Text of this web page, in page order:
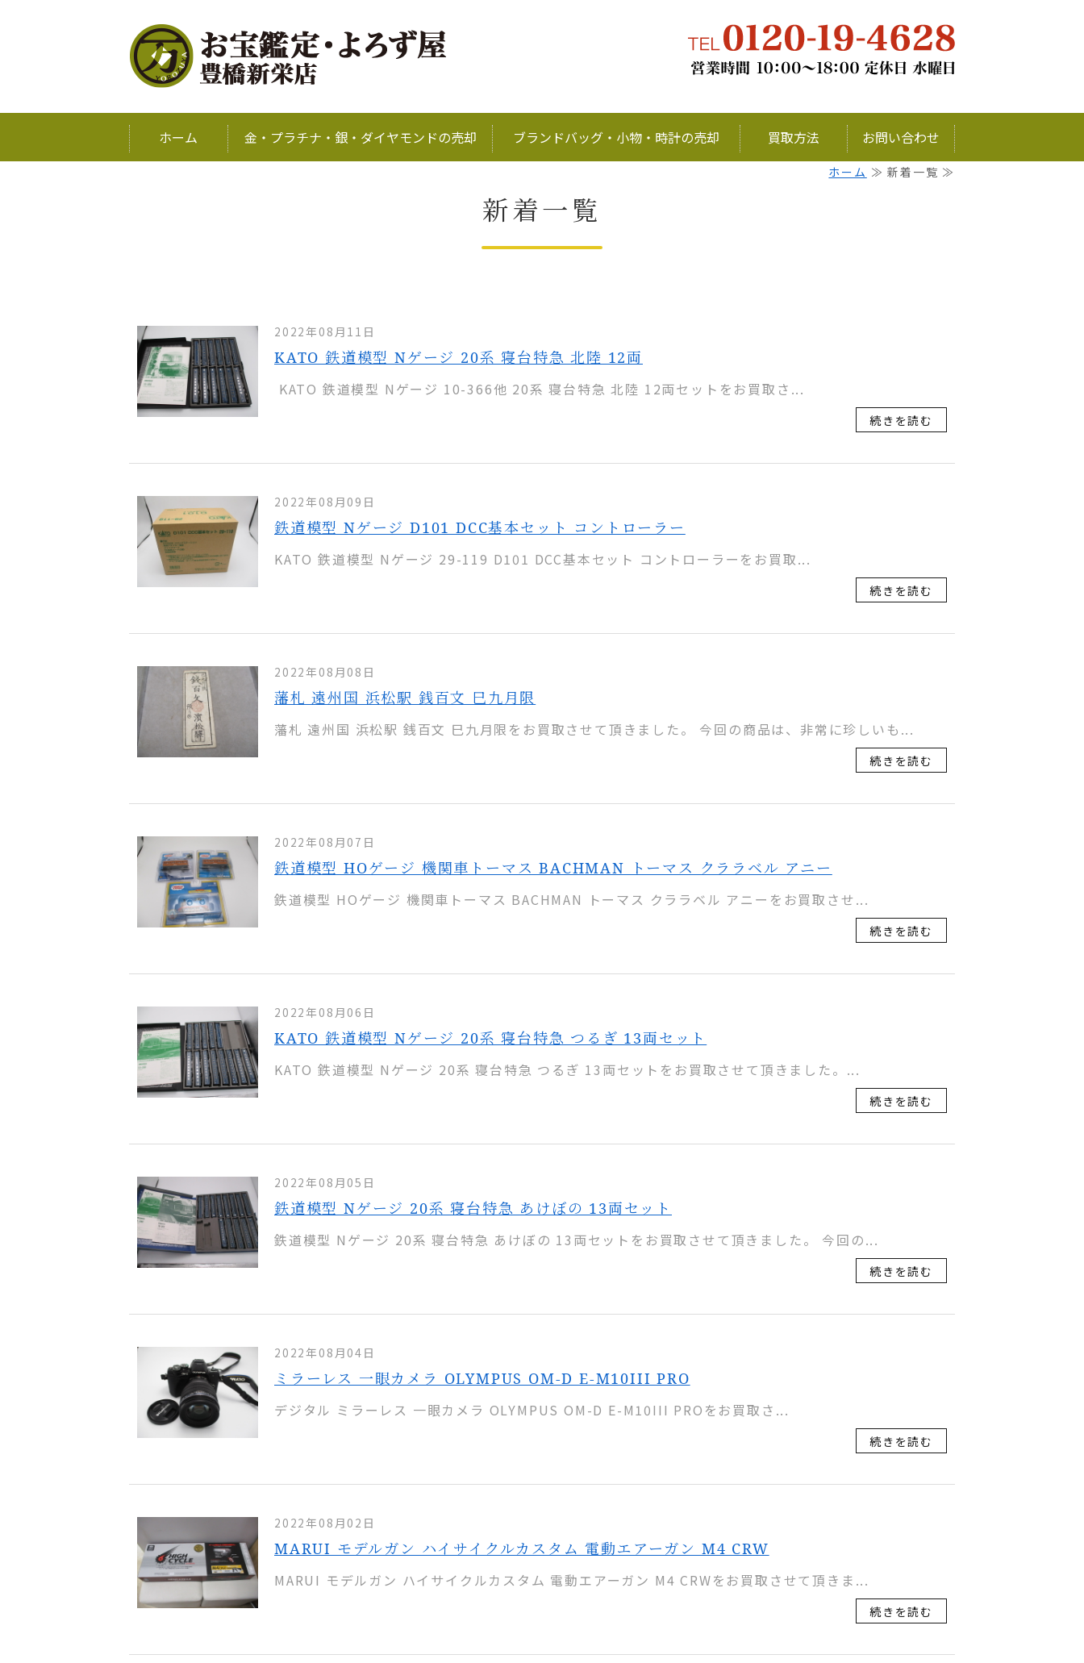
ブランド品、金、プラチナ・銀・ダイヤモンドの買取な
ホーム 金・プラチナ・銀・ダイヤモンドの売却 ブランドバッグ・小物・時計の売却 買取方法 お問い合わせ
ホーム ≫ 新着一覧 ≫
新着一覧
2022年08月11日
KATO 鉄道模型 Nゲージ 20系 寝台特急 北陸 12両
KATO 鉄道模型 Nゲージ 10-366他 20系 寝台特急 北陸 12両セットをお買取さ...
続きを読む
2022年08月09日
鉄道模型 Nゲージ D101 DCC基本セット コントローラー
KATO 鉄道模型 Nゲージ 29-119 D101 DCC基本セット コントローラーをお買取...
続きを読む
2022年08月08日
藩札 遠州国 浜松駅 銭百文 巳九月限
藩札 遠州国 浜松駅 銭百文 巳九月限をお買取させて頂きました。 今回の商品は、非常に珍しいも...
続きを読む
2022年08月07日
鉄道模型 HOゲージ 機関車トーマス BACHMAN トーマス クララベル アニー
鉄道模型 HOゲージ 機関車トーマス BACHMAN トーマス クララベル アニーをお買取させ...
続きを読む
2022年08月06日
KATO 鉄道模型 Nゲージ 20系 寝台特急 つるぎ 13両セット
KATO 鉄道模型 Nゲージ 20系 寝台特急 つるぎ 13両セットをお買取させて頂きました。...
続きを読む
2022年08月05日
鉄道模型 Nゲージ 20系 寝台特急 あけぼの 13両セット
鉄道模型 Nゲージ 20系 寝台特急 あけぼの 13両セットをお買取させて頂きました。 今回の...
続きを読む
2022年08月04日
ミラーレス 一眼カメラ OLYMPUS OM-D E-M10III PRO
デジタル ミラーレス 一眼カメラ OLYMPUS OM-D E-M10III PROをお買取さ...
続きを読む
2022年08月02日
MARUI モデルガン ハイサイクルカスタム 電動エアーガン M4 CRW
MARUI モデルガン ハイサイクルカスタム 電動エアーガン M4 CRWをお買取させて頂きま...
続きを読む